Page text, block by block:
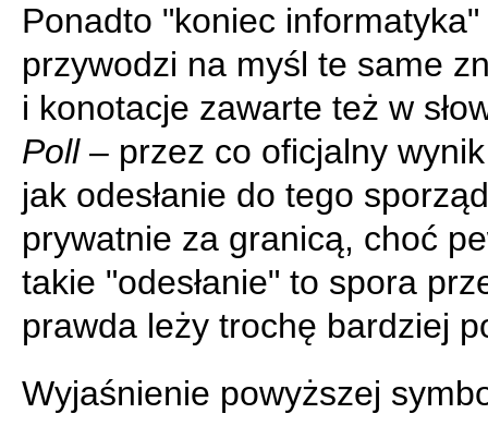
Ponadto "koniec informatyka"
przywodzi na myśl te same
i konotacje zawarte też w
Poll– przez co oficjalny
jak odesłanie do tego
prywatnie za granicą, choć
takie "odesłanie" to spora
prawda leży trochę bardziej
Wyjaśnienie powyższej